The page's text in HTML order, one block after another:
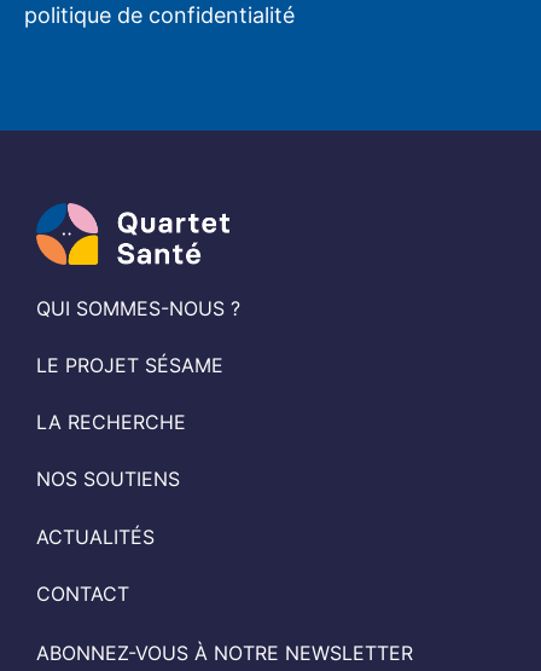
politique de confidentialité
QUI SOMMES-NOUS ?
LE PROJET SÉSAME
LA RECHERCHE
NOS SOUTIENS
ACTUALITÉS
CONTACT
ABONNEZ-VOUS À NOTRE NEWSLETTER